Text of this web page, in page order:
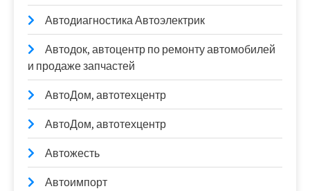
Автодиагностика Автоэлектрик
Автодок, автоцентр по ремонту автомобилей
и продаже запчастей
АвтоДом, автотехцентр
АвтоДом, автотехцентр
Автожесть
Автоимпорт